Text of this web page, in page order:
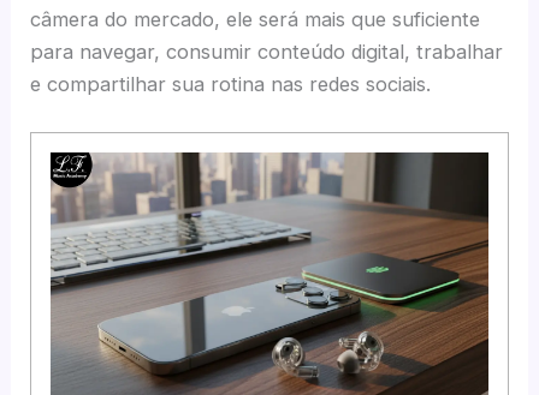
câmera do mercado, ele será mais que suficiente
para navegar, consumir conteúdo digital, trabalhar
e compartilhar sua rotina nas redes sociais.